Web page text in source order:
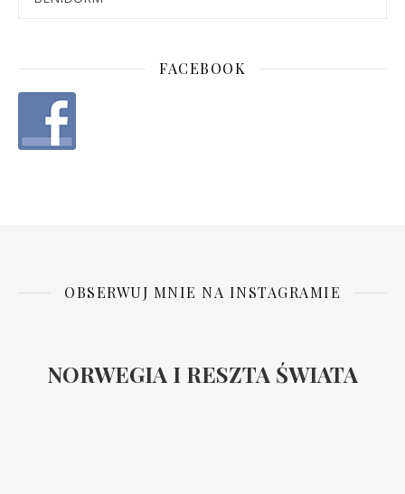
FACEBOOK
OBSERWUJ MNIE NA INSTAGRAMIE
NORWEGIA I RESZTA ŚWIATA